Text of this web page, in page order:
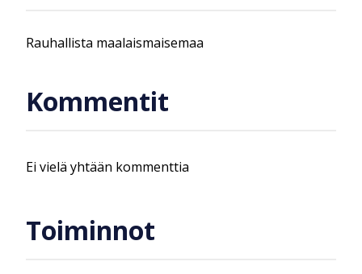
Rauhallista maalaismaisemaa
Kommentit
Ei vielä yhtään kommenttia
Toiminnot